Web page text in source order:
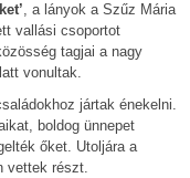
, a lányok a Szűz Mária
vallási csoportot
tagjai a nagy
vonultak.
jártak énekelni.
boldog ünnepet
őket. Utoljára a
vettek részt.